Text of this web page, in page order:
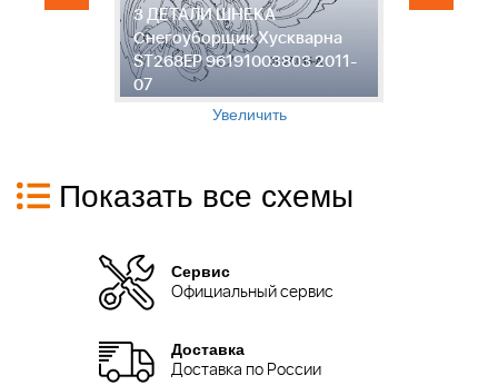
3 ДЕТАЛИ ШНЕКА
Снегоуборщик Хускварна
ST268EP 96191003803 2011-
07
Увеличить
Показать все схемы
Сервис
Официальный сервис
Доставка
Доставка по России